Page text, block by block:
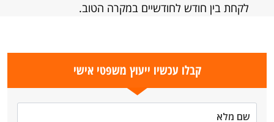
לקחת בין חודש לחודשיים במקרה הטוב.
קבלו עכשיו ייעוץ משפטי אישי